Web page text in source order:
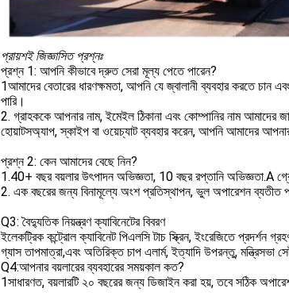
প্রায়শই জিজ্ঞাসিত প্রশ্নঃ
প্রশ্ন 1: আপনি কীভাবে দ্রুত সেরা মূল্য পেতে পারেন?
1আমাদের বেতারের ধারণক্ষমতা, আপনি যে জ্বালানী ব্যবহার করতে চান
পারি।
2. গ্রাহককে আপনার নাম, ইমেইল ঠিকানা এবং কোম্পানির নাম আমাদের
হোয়াটসঅ্যাপ, স্কাইপ বা ওয়েচ্যাট ব্যবহার করেন, আপনি আমাদের
প্রশ্ন 2: কেন আমাদের বেছে নিন?
1.40+ বছর বয়লার উৎপাদন অভিজ্ঞতা, 10 বছর রপ্তানি অভিজ্ঞতা.A
2. এক বছরের জন্য বিনামূল্যে অংশ প্রতিস্থাপন, ভুল অপারেশন ব্যতীত
Q3: বৈদ্যুতিক নিয়ন্ত্রণ ক্যাবিনেটের বিবরণ
ইলেকট্রিক কন্ট্রোল ক্যাবিনেট পিএলসি টাচ স্ক্রিন, ইংরেজিতে প্রদর্শন
গ্যাস তাপমাত্রা,এবং অতিরিক্ত চাপ এলার্ম, ইত্যাদি উপরন্তু,
Q4:আপনার বয়লারের ব্যবহারের সময়কাল কত?
1সাধারণত, বয়লারটি ২০ বছরের জন্য ডিজাইন করা হয়, তবে সঠিক